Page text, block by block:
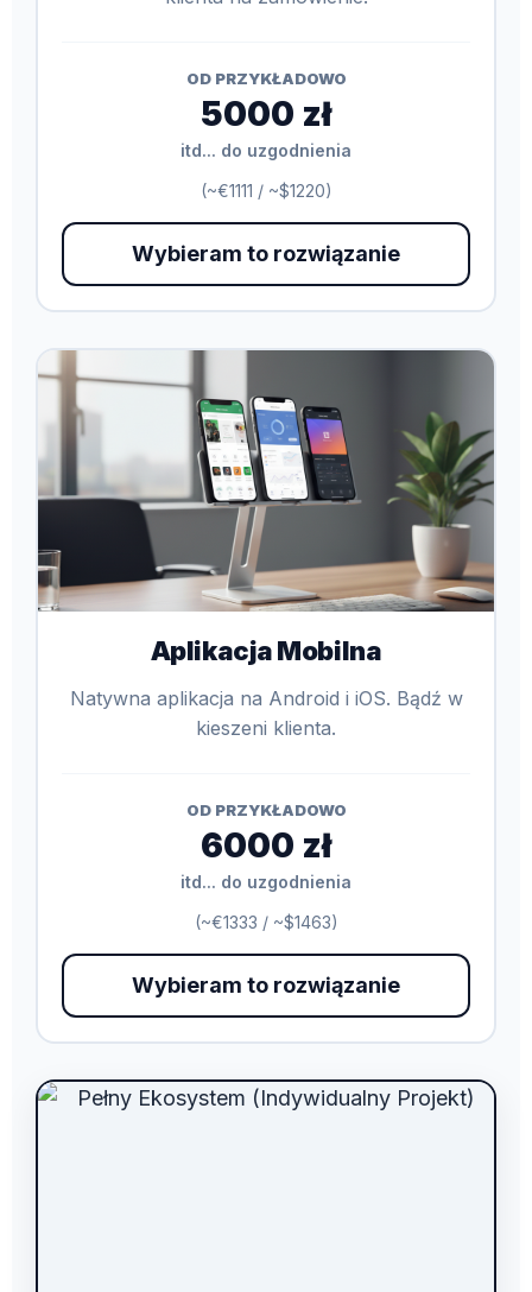
OD PRZYKŁADOWO
5000 zł
itd... do uzgodnienia
(~€1111 / ~$1220)
Wybieram to rozwiązanie
Aplikacja Mobilna
Natywna aplikacja na Android i iOS. Bądź w
kieszeni klienta.
OD PRZYKŁADOWO
6000 zł
itd... do uzgodnienia
(~€1333 / ~$1463)
Wybieram to rozwiązanie